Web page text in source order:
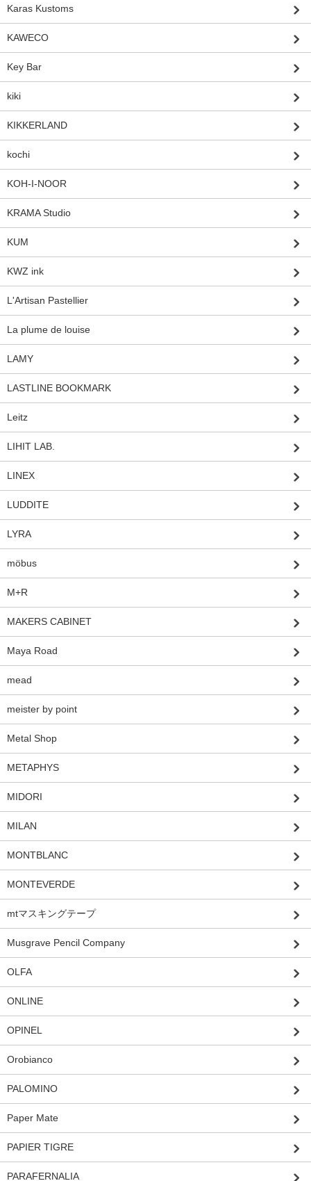
Karas Kustoms
KAWECO
Key Bar
kiki
KIKKERLAND
kochi
KOH-I-NOOR
KRAMA Studio
KUM
KWZ ink
L'Artisan Pastellier
La plume de louise
LAMY
LASTLINE BOOKMARK
Leitz
LIHIT LAB.
LINEX
LUDDITE
LYRA
möbus
M+R
MAKERS CABINET
Maya Road
mead
meister by point
Metal Shop
METAPHYS
MIDORI
MILAN
MONTBLANC
MONTEVERDE
mtマスキングテープ
Musgrave Pencil Company
OLFA
ONLINE
OPINEL
Orobianco
PALOMINO
Paper Mate
PAPIER TIGRE
PARAFERNALIA